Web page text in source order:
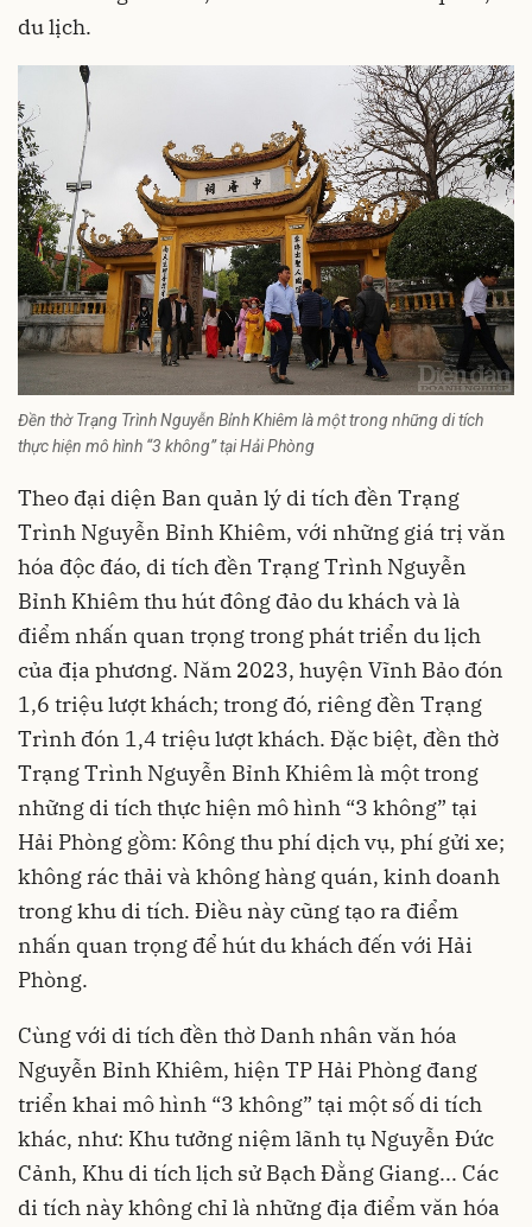
du lịch.
Đền thờ Trạng Trình Nguyễn Bỉnh Khiêm là một trong những di tích
thực hiện mô hình “3 không” tại Hải Phòng
Theo đại diện Ban quản lý di tích đền Trạng
Trình Nguyễn Bỉnh Khiêm, với những giá trị văn
hóa độc đáo, di tích đền Trạng Trình Nguyễn
Bỉnh Khiêm thu hút đông đảo du khách và là
điểm nhấn quan trọng trong phát triển du lịch
của địa phương. Năm 2023, huyện Vĩnh Bảo đón
1,6 triệu lượt khách; trong đó, riêng đền Trạng
Trình đón 1,4 triệu lượt khách. Đặc biệt, đền thờ
Trạng Trình Nguyễn Bỉnh Khiêm là một trong
những di tích thực hiện mô hình “3 không” tại
Hải Phòng gồm: Kông thu phí dịch vụ, phí gửi xe;
không rác thải và không hàng quán, kinh doanh
trong khu di tích. Điều này cũng tạo ra điểm
nhấn quan trọng để hút du khách đến với Hải
Phòng.
Cùng với di tích đền thờ Danh nhân văn hóa
Nguyễn Bỉnh Khiêm, hiện TP Hải Phòng đang
triển khai mô hình “3 không” tại một số di tích
khác, như: Khu tưởng niệm lãnh tụ Nguyễn Đức
Cảnh, Khu di tích lịch sử Bạch Đằng Giang... Các
di tích này không chỉ là những địa điểm văn hóa